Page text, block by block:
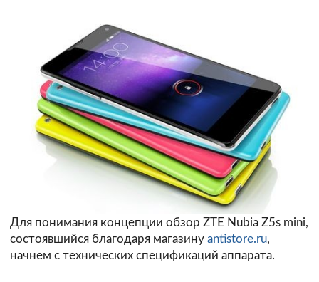
Для понимания концепции обзор ZTE Nubia Z5s mini,
состоявшийся благодаря магазину antistore.ru,
начнем с технических спецификаций аппарата.